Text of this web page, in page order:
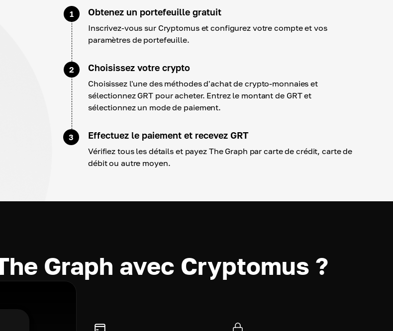
1 Obtenez un portefeuille gratuit
Inscrivez-vous sur Cryptomus et configurez votre compte et vos
paramètres de portefeuille.
2 Choisissez votre crypto
Choisissez l'une des méthodes d'achat de crypto-monnaies et
sélectionnez GRT pour acheter. Entrez le montant de GRT et
sélectionnez un mode de paiement.
3 Effectuez le paiement et recevez GRT
Vérifiez tous les détails et payez The Graph par carte de crédit, carte de
débit ou autre moyen.
Graph avec Cryptomus ?